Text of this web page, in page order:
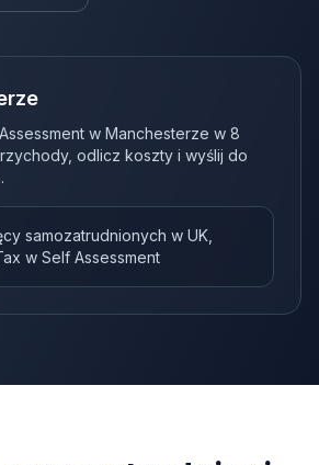
w Manchesterze w 8
odlicz koszty i wyślij do
samozatrudnionych w UK,
w Self Assessment